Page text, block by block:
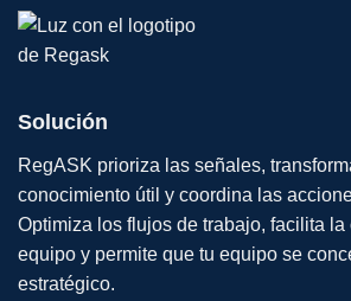
Solución
RegASK prioriza las señales,
conocimiento útil y coordina las
Optimiza los flujos de trabajo, facilita
equipo y permite que tu equipo se
estratégico.